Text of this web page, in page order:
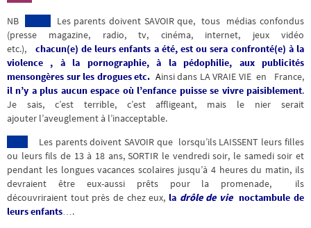
NB
Les parents doivent SAVOIR que, tous médias confondus
(presse magazine, radio, tv, cinéma, internet, jeux vidéo
etc.), chacun(e) de leurs enfants a été, est ou sera confronté(e) à la
violence , à la pornographie, à la pédophilie, aux publicités
mensongères sur les drogues etc. Ainsi dans LA VRAIE VIE en France,
il n’y a plus aucun espace où l’enfance puisse se vivre paisiblement.
Je sais, c’est terrible, c’est affligeant, mais le nier serait
ajouter l’aveuglement à l’inacceptable.
Les parents doivent SAVOIR que lorsqu’ils LAISSENT leurs filles
ou leurs fils de 13 à 18 ans, SORTIR le vendredi soir, le samedi soir et
pendant les longues vacances scolaires jusqu’à 4 heures du matin, ils
devraient être eux-aussi prêts pour la promenade, ils
découvriraient tout près de chez eux, la drôle de vienoctambule de
leurs enfants….